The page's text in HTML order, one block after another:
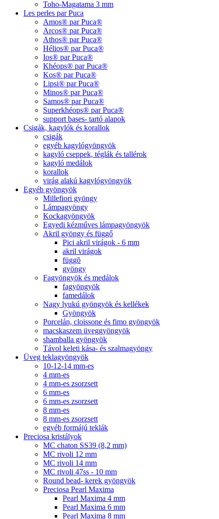
Toho-Magatama 3 mm
Les perles par Puca
Amos® par Puca®
Arcos® par Puca®
Athos® par Puca®
Hélios® par Puca®
Ios® par Puca®
Khéops® par Puca®
Kos® par Puca®
Lipsi® par Puca®
Minos® par Puca®
Samos® par Puca®
Superkhéops® par Puca®
support bases- tartó alapok
Csigák, kagylók és korallok
csigák
egyéb kagylógyöngyök
kagyló cseppek, téglák és tallérok
kagyló medálok
korallok
virág alakú kagylógyöngyök
Egyéb gyöngyök
Millefiori gyöngy
Lámpagyöngy
Kockagyöngyök
Egyedi kézműves lámpagyöngyök
Akril gyöngy és függő
Pici akril virágok - 6 mm
akril virágok
függõ
gyöngy
Fagyöngyök és medálok
fagyöngyök
famedálok
Nagy lyukú gyöngyök és kellékek
Gyöngyök
Porcelán, cloissone és fimo gyöngyök
macskaszem üveggyöngyök
shamballa gyöngyök
Távol keleti kása- és szalmagyöngy
Üveg teklagyöngyök
10-12-14 mm-es
4 mm-es
4 mm-es zsorzsett
6 mm-es
6 mm-es zsorzsett
8 mm-es
8 mm-es zsorzsett
egyéb formájú teklák
Preciosa kristályok
MC chaton SS39 (8,2 mm)
MC rivoli 12 mm
MC rivoli 14 mm
MC rivoli 47ss - 10 mm
Round bead- kerek gyöngyök
Preciosa Pearl Maxima
Pearl Maxima 4 mm
Pearl Maxima 6 mm
Pearl Maxima 8 mm